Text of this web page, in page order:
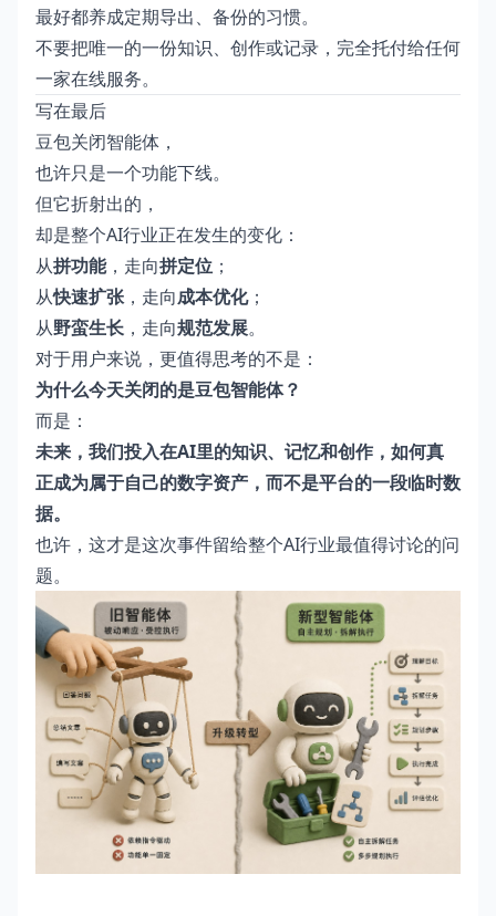
最好都养成定期导出、备份的习惯。
不要把唯一的一份知识、创作或记录，完全托付给任何
一家在线服务。
写在最后
豆包关闭智能体，
也许只是一个功能下线。
但它折射出的，
却是整个AI行业正在发生的变化：
从拼功能，走向拼定位 ；
从快速扩张，走向成本优化；
从野蛮生长 ，走向规范发展。
对于用户来说，更值得思考的不是：
为什么今天关闭的是豆包智能体？
而是：
未来，我们投入在AI里的知识、记忆和创作，如何真
正成为属于自己的数字资产，而不是平台的一段临时数
据。
也许，这才是这次事件留给整个AI行业最值得讨论的问
题。